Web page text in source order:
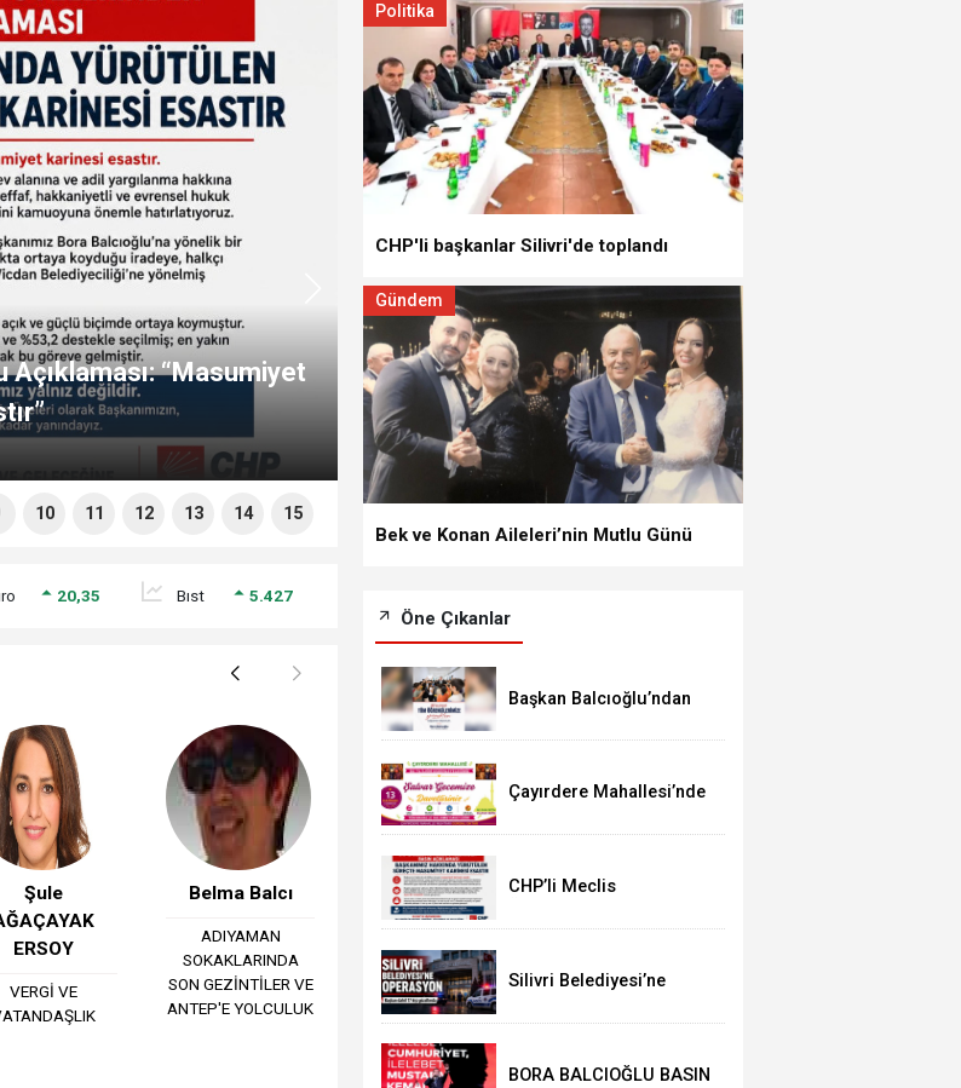
Açıklaması: “Masumiyet
Silivri Belediyesi’ne Operasyon: Başkan
Gözaltında
10 11 12 13 14 15
20,35 bist 5.427
Şule
ERSOY
VERGİ VE
Belma Balcı
ADIYAMAN
SOKAKLARINDA
SON GEZİNTİLER VE
ANTEP'E YOLCULUK
Politika
CHP'li başkanlar Silivri'de toplandı
Gündem
Bek ve Konan Aileleri’nin Mutlu Günü
Öne Çıkanlar
Başkan Balcıoğlu’ndan
Öğrencilere Başarı
Çayırdere Mahallesi’nde
Düzenlenecek
CHP’li Meclis
Açıklaması: “Masumiyet
Silivri Belediyesi’ne
Balcıoğlu Dahil 17 Kişi
BORA BALCIOĞLU BASIN